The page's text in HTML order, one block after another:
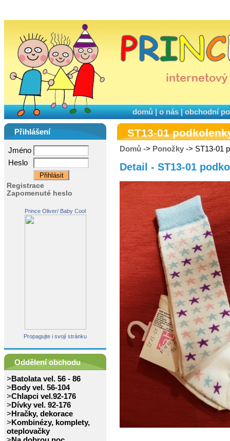
domů|o nás|obchodní
Přihlášení
Jméno
Heslo
Registrace
Zapomenuté heslo
Prince Oliver/ Baby Cool
Propagujte i svojí stránku
Oddělení obchodu
>Batolata vel. 56 - 86
>Body vel. 56-104
>Chlapci vel.92-176
>Dívky vel. 92-176
>Hračky, dekorace
>Kombinézy, komplety,
oteplovačky
ST13-01
Domů -> Ponožky -> ST13-01
Detail - ST13-01